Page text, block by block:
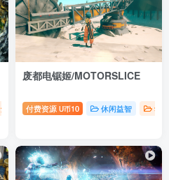
角色扮演
废都电锯姬/MOTORSLICE
付费资源 U币10 休闲益智 动